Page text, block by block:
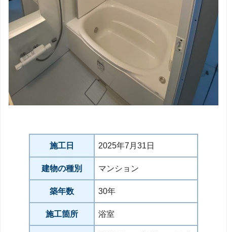
施工日 2025年7月31日
建物の種別 マンション
築年数 30年
施工箇所 浴室